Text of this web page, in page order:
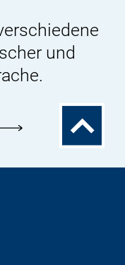
und
Zum